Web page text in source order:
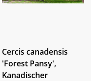
Cercis canadensis
'Forest Pansy',
Kanadischer